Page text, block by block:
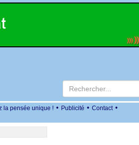
la pensée unique ! • Publicité • Contact •